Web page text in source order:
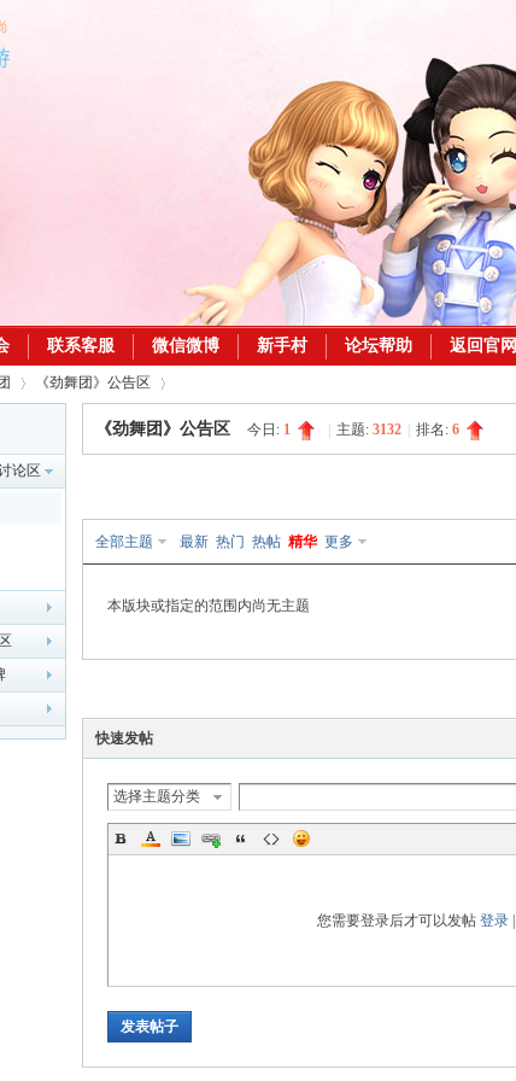
联系客服 微信微博 新手村 论坛帮助 返回官网
›
《劲舞团》公告区
论区
区
《劲舞团》公告区 今日: 1 主题: 3132 排名: 6
全部主题 最新 热门 热帖 精华 更多
本版块或指定的范围内尚无主题
快速发帖
选择主题分类
您需要登录后才可以发帖 登录
发表帖子